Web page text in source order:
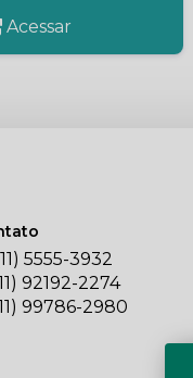
Acessar
5555-3932
92192-2274
99786-2980